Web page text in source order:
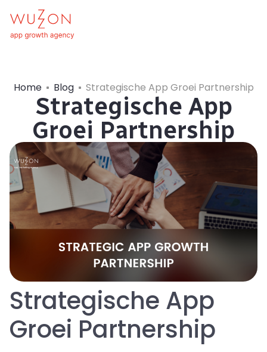
Home Blog Strategische App Groei Partnership
Strategische App
Groei Partnership
Strategische App
Groei Partnership